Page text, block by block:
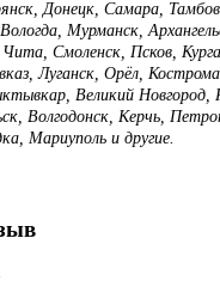
Донецк, Самара,
Мурманск,
Смоленск, Псков,
Луганск, Орёл,
Великий
Волгодонск, Керчь,
Мариуполь и другие.